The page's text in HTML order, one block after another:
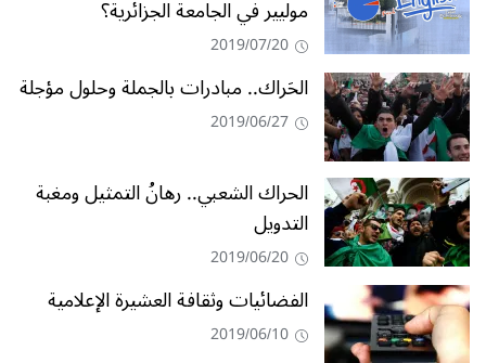
موليير في الجامعة الجزائرية؟
2019/07/20
الحَراك.. مبادرات بالجملة وحلول مؤجلة
2019/06/27
الحراك الشعبي.. رهانُ التمثيل ومغبة
التدويل
2019/06/20
الفضائيات وثقافة العشيرة الإعلامية
2019/06/10